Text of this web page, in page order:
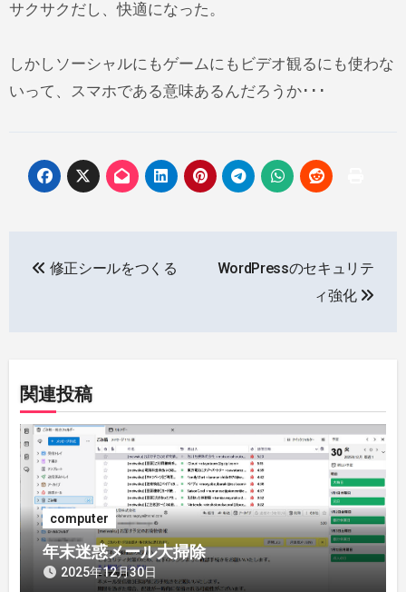
サクサクだし、快適になった。
しかしソーシャルにもゲームにもビデオ観るにも使わな
いって、スマホである意味あるんだろうか･･･
ゲ
ー
シ
ョ
ン
修正シールをつくる
WordPressのセキュリテ
ィ強化
関連投稿
computer
年末迷惑メール大掃除
2025年12月30日